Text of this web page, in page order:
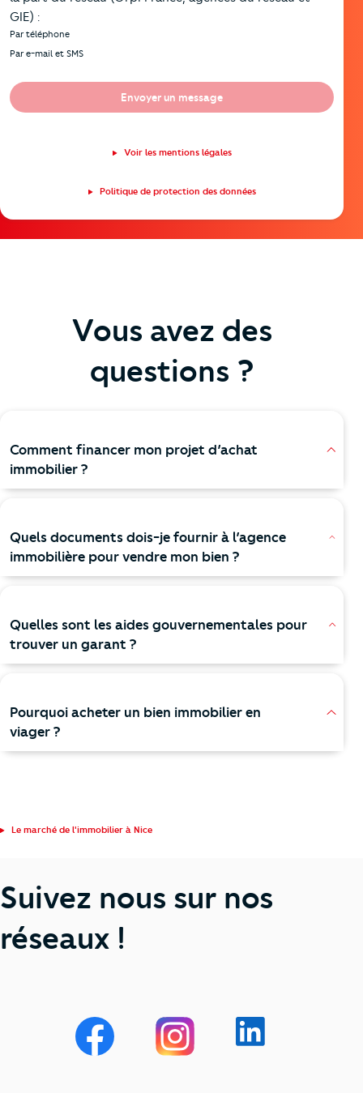
GIE) :
Par téléphone
Par e-mail et SMS
Envoyer un message
Voir les mentions légales
Politique de protection des données
Vous avez des
questions ?
Comment financer mon projet d’achat
immobilier ?
Quels documents dois-je fournir à l’agence
immobilière pour vendre mon bien ?
Quelles sont les aides gouvernementales pour
trouver un garant ?
Pourquoi acheter un bien immobilier en
viager ?
Le marché de l'immobilier à Nice
Suivez nous sur nos
réseaux !